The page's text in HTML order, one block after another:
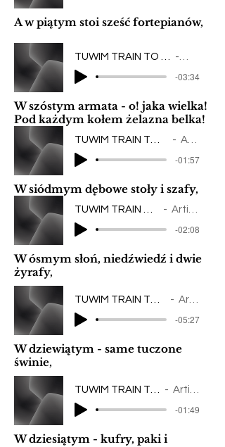
A w piątym stoi sześć fortepianów,
-03:34
W szóstym armata - o! jaka wielka!
Pod każdym kołem żelazna belka!
Artist Name
-01:57
W siódmym dębowe stoły i szafy,
Artist Name
-02:08
W ósmym słoń, niedźwiedź i dwie
żyrafy,
Artist Name
-05:27
W dziewiątym - same tuczone
świnie,
Artist Name
-01:49
W dziesiątym - kufry, paki i